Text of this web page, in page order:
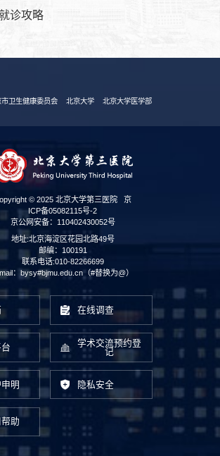
诊攻略
市卫生健康委员会 北京大学 北京大学医学部
© 2025 北京大学第三医院
京
ICP备05082115号-2
京公网安备：110402430052号
地址:北京海淀区花园北路49号
邮编：100191
联系电话:010-82266699
：bysy#bjmu.edu.cn（#替换为@）
在线调查
学术交流预约登
记
明 隐私安全
助